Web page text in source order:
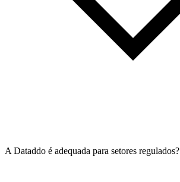
A Dataddo é adequada para setores regulados?